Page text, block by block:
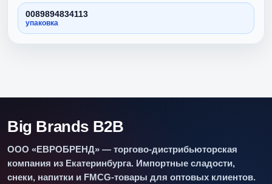
0089894834113
упаковка
Big Brands B2B
ООО «ЕВРОБРЕНД» — торгово-дистрибьюторская
компания из Екатеринбурга. Импортные сладости,
снеки, напитки и FMCG-товары для оптовых клиентов.